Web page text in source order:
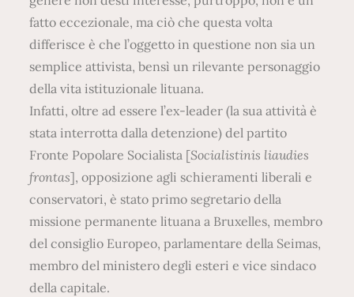
fatto eccezionale, ma ciò che questa volta
differisce è che l’oggetto in questione non sia un
semplice attivista, bensì un rilevante personaggio
della vita istituzionale lituana.
Infatti, oltre ad essere l’ex-leader (la sua attività è
stata interrotta dalla detenzione) del partito
Fronte Popolare Socialista [Socialistinis liaudies
frontas], opposizione agli schieramenti liberali e
conservatori, è stato primo segretario della
missione permanente lituana a Bruxelles, membro
del consiglio Europeo, parlamentare della Seimas,
membro del ministero degli esteri e vice sindaco
della capitale.